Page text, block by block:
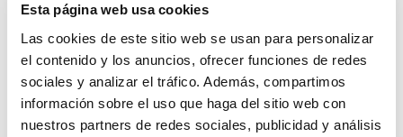
Esta página web usa cookies
Las cookies de este sitio web se usan para personalizar
el contenido y los anuncios, ofrecer funciones de redes
sociales y analizar el tráfico. Además, compartimos
información sobre el uso que haga del sitio web con
nuestros partners de redes sociales, publicidad y análisis
¿Has olvidado tu contraseña?